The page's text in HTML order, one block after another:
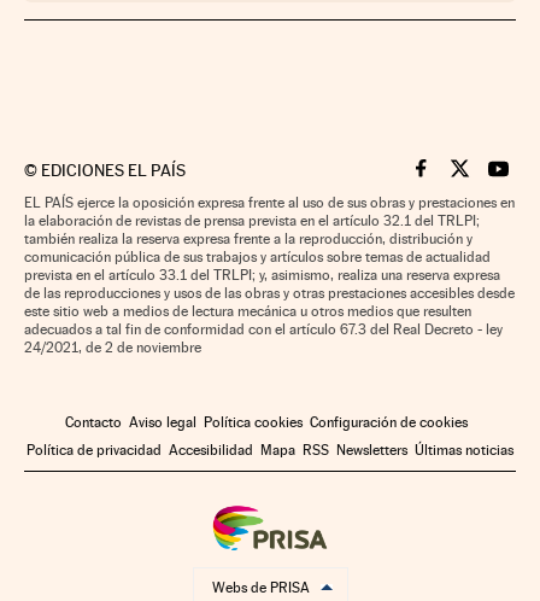
© EDICIONES EL PAÍS Cinco Días en
Cinco Días
Cinco
EL PAÍS ejerce la oposición expresa frente al uso de sus obras y prestaciones en
la elaboración de revistas de prensa prevista en el artículo 32.1 del TRLPI;
también realiza la reserva expresa frente a la reproducción, distribución y
comunicación pública de sus trabajos y artículos sobre temas de actualidad
prevista en el artículo 33.1 del TRLPI; y, asimismo, realiza una reserva expresa
de las reproducciones y usos de las obras y otras prestaciones accesibles desde
este sitio web a medios de lectura mecánica u otros medios que resulten
adecuados a tal fin de conformidad con el artículo 67.3 del Real Decreto - ley
24/2021, de 2 de noviembre
Contacto Aviso legal Política cookies Configuración de cookies
Política de privacidad Accesibilidad Mapa RSS Newsletters Últimas noticias
Webs de PRISA